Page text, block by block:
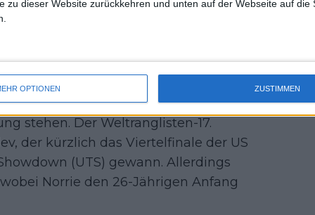
zu dieser Website zurückkehren und unten auf der Webseite auf die
OPTIONEN ZUSTIMMEN
Sieg verhalf, etwas
kürzlich Alcaraz und wurde Zweiter
er in Form ist und wahrscheinlich
teilnehmen, werden in ihren
stehen. Der Weltranglisten-17.
der kürzlich das Viertelfinale der US
(UTS) gewann. Allerdings
Norrie den 26-Jährigen Anfang